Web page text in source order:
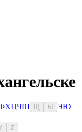
ХЦЧШ Ы ЭЮ
Z